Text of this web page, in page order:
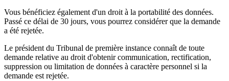
Vous bénéficiez également d'un droit à la portabilité des données.
Passé ce délai de 30 jours, vous pourrez considérer que la demande
a été rejetée.
Le président du Tribunal de première instance connaît de toute
demande relative au droit d'obtenir communication, rectification,
suppression ou limitation de données à caractère personnel si la
demande est rejetée.